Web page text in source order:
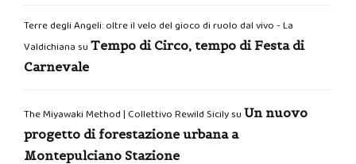
Terre degli Angeli: oltre il velo del gioco di ruolo dal vivo - La
Valdichiana su Tempo di Circo, tempo di Festa di
Carnevale
The Miyawaki Method | Collettivo Rewild Sicilysu Un nuovo
progetto di forestazione urbana a
Montepulciano Stazione